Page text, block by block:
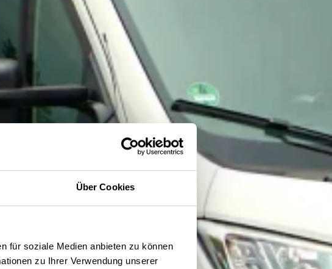
Über Cookies
für soziale Medien anbieten zu können
zu Ihrer Verwendung unserer